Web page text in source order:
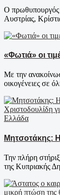
Ο πρωθυπουργός
Αυστρίας,
«Φωτιά» οι
Με την
οικογένειες σε
Ελλάδα
Μητσοτάκης:
Την πλήρη
της Κυπριακής